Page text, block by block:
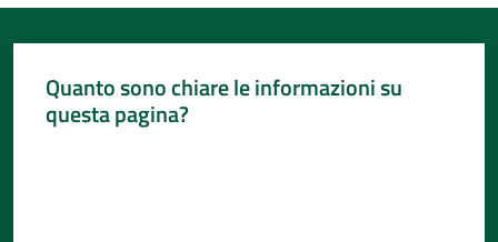
Quanto sono chiare le informazioni su
questa pagina?